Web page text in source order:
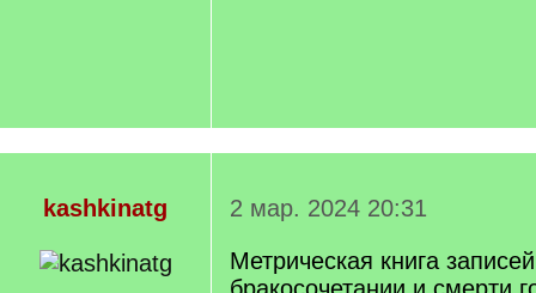
kashkinatg
2 мар. 2024 20:31
Метрическая книга